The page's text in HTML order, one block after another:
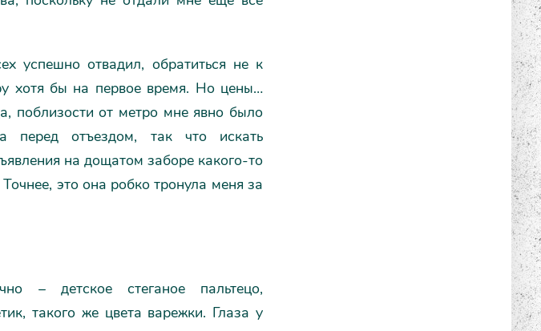
успешно отвадил, обратиться не к
хотя бы на первое время. Но цены…
поблизости от метро мне явно было
перед отъездом, так что искать
на дощатом заборе какого-то
это она робко тронула меня за
– детское стеганое пальтецо,
такого же цвета варежки. Глаза у